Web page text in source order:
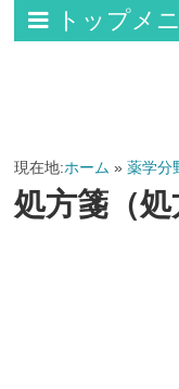
トップメ
現在地:ホーム »薬学分
処方箋（処